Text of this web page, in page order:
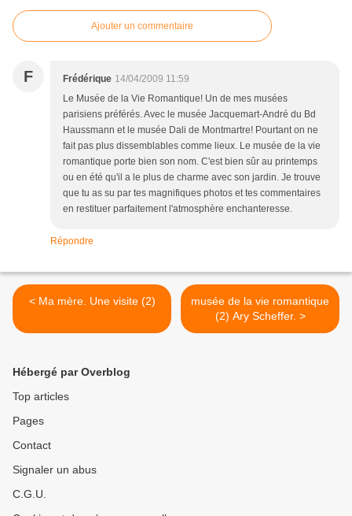
Ajouter un commentaire
F Frédérique 14/04/2009 11:59
Le Musée de la Vie Romantique! Un de mes musées
parisiens préférés. Avec le musée Jacquemart-André du Bd
Haussmann et le musée Dali de Montmartre! Pourtant on ne
fait pas plus dissemblables comme lieux. Le musée de la vie
romantique porte bien son nom. C'est bien sûr au printemps
ou en été qu'il a le plus de charme avec son jardin. Je trouve
que tu as su par tes magnifiques photos et tes commentaires
en restituer parfaitement l'atmosphère enchanteresse.
Répondre
< Ma mère. Une visite (2)
musée de la vie romantique
(2) Ary Scheffer. >
Hébergé par Overblog
Top articles
Pages
Contact
Signaler un abus
C.G.U.